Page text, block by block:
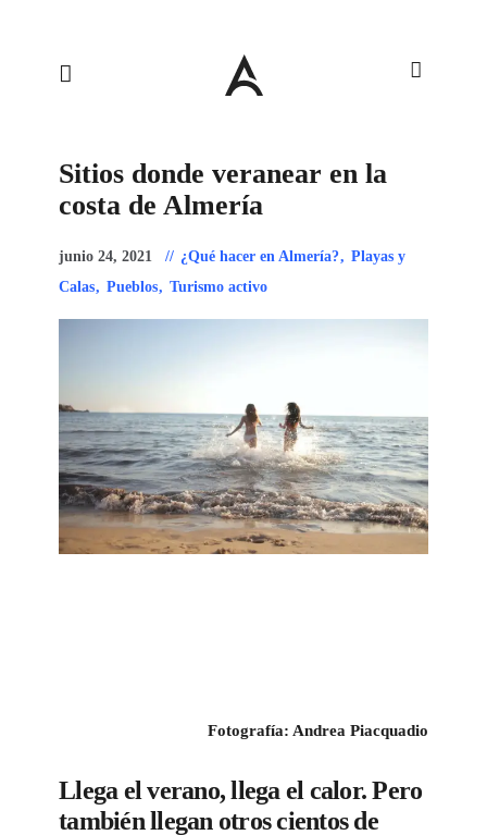
Sitios donde veranear en la
costa de Almería
junio 24, 2021 ¿Qué hacer en Almería?, Playas y
Calas, Pueblos, Turismo activo
Fotografía: Andrea Piacquadio
Llega el verano, llega el calor. Pero
también llegan otros cientos de